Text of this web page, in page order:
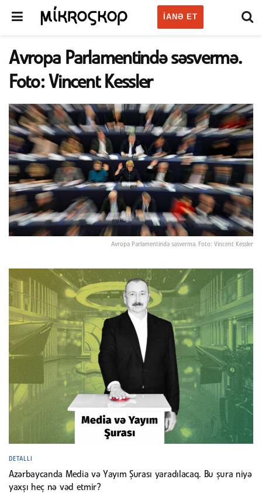
IANƏ ET
Avropa Parlamentində səsvermə.
Foto: Vincent Kessler
Avropa Parlamentində səsvermə. Foto: Vincent Kessler
DETALLI
Azərbaycanda Media və Yayım Şurası yaradılacaq. Bu şura niyə
yaxşı heç nə vəd etmir?